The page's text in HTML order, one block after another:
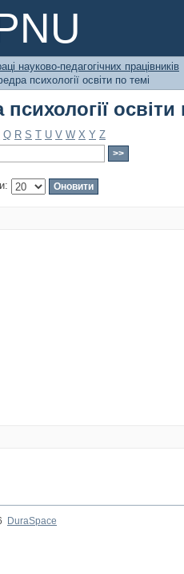
освіти
науково-педагогічних працівників
психології освіти по темі
освіти
Q R S T U V W X Y Z
DuraSpace